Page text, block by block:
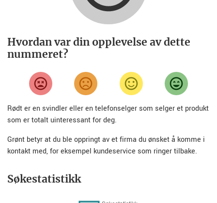
Hvordan var din opplevelse av dette
nummeret?
Rødt er en svindler eller en telefonselger som selger et produkt
som er totalt uinteressant for deg.
Grønt betyr at du ble oppringt av et firma du ønsket å komme i
kontakt med, for eksempel kundeservice som ringer tilbake.
Søkestatistikk